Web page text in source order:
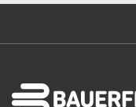
ページトップへ